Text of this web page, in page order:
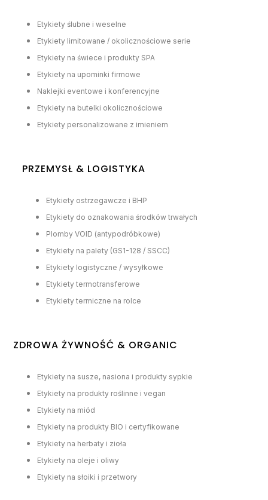
Etykiety ślubne i weselne
Etykiety limitowane / okolicznościowe serie
Etykiety na świece i produkty SPA
Etykiety na upominki firmowe
Naklejki eventowe i konferencyjne
Etykiety na butelki okolicznościowe
Etykiety personalizowane z imieniem
PRZEMYSŁ & LOGISTYKA
Etykiety ostrzegawcze i BHP
Etykiety do oznakowania środków trwałych
Plomby VOID (antypodróbkowe)
Etykiety na palety (GS1-128 / SSCC)
Etykiety logistyczne / wysyłkowe
Etykiety termotransferowe
Etykiety termiczne na rolce
ZDROWA ŻYWNOŚĆ & ORGANIC
Etykiety na susze, nasiona i produkty sypkie
Etykiety na produkty roślinne i vegan
Etykiety na miód
Etykiety na produkty BIO i certyfikowane
Etykiety na herbaty i zioła
Etykiety na oleje i oliwy
Etykiety na słoiki i przetwory